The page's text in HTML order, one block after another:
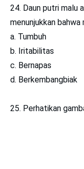
24. Daun putri malu
menunjukkan bahwa
a. Tumbuh
b. Iritabilitas
c. Bernapas
d. Berkembangbiak
25. Perhatikan